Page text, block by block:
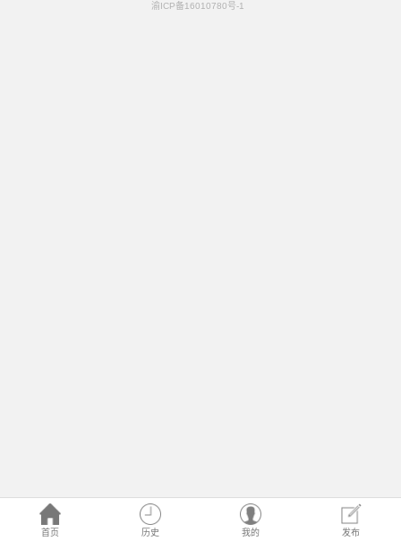
首页 历史 我的 发布
渝ICP备16010780号-1